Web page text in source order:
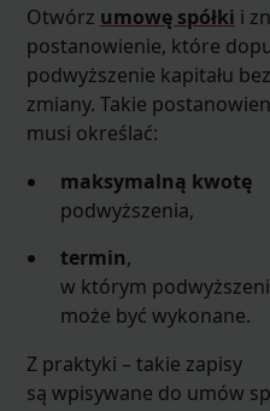
Otwórz umowę spółki i
postanowienie, które
podwyższenie kapitału
zmiany. Takie
musi określać:
maksymalną kwotę
podwyższenia,
termin,
w którym
może być wykonane.
Z praktyki – takie zapisy
są wpisywane do umów